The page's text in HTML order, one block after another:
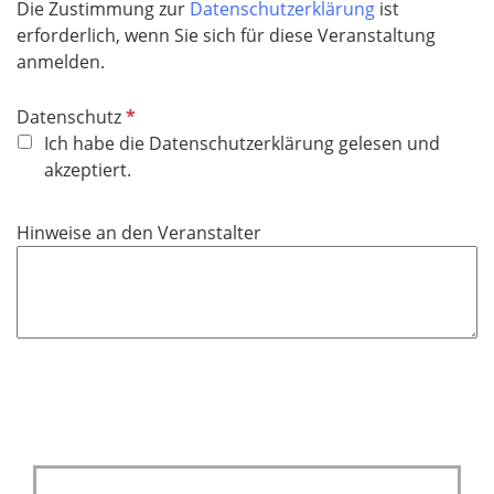
e
l
Die Zustimmung zur Datenschutzerklärung ist
erforderlich, wenn Sie sich für diese Veranstaltung
anmelden.
DatenschutzP
f
l
h
Ich habe die Datenschutzerklärung gelesen und
akzeptiert.
Hinweise an den Veranstalter